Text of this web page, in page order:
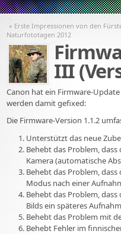
« Erste Impressionen von den
Naturfototagen 2012
III
Canon hat ein Firmware-
werden damit gefixed:
Die Firmware-Version 1.1.2
Unterstützt das neue
Behebt das Problem,
Kamera (automatische
Behebt das Problem,
Modus nach einer
Behebt das Problem,
Bilds ein späteres
Behebt das Problem mit
Behebt Fehler im